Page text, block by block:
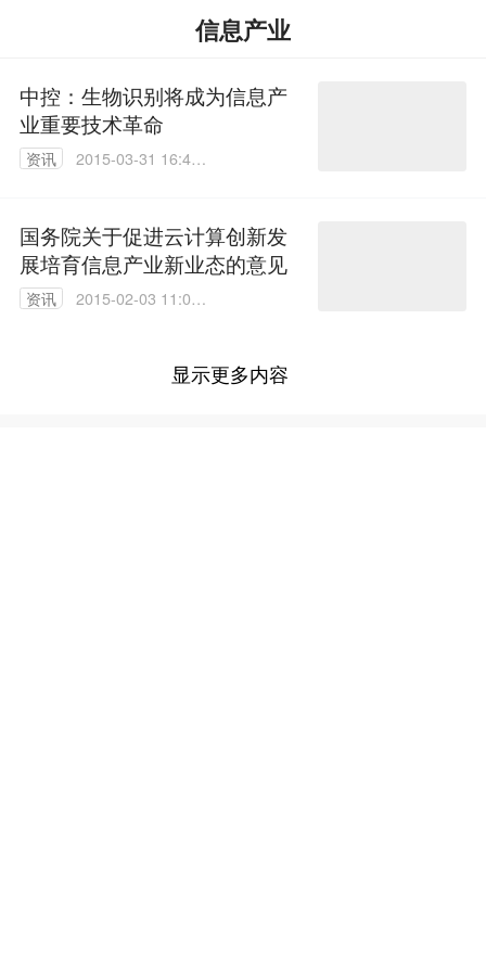
信息产业
中控：生物识别将成为信息产
业重要技术革命
资讯
2015-03-31 16:47:
国务院关于促进云计算创新发
展培育信息产业新业态的意见
资讯
2015-02-03 11:00:
显示更多内容